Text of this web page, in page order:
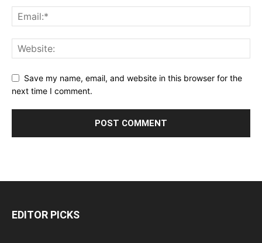
Save my name, email, and website in this browser for the
next time I comment.
EDITOR PICKS